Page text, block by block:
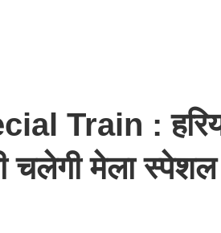
Train :
मेला